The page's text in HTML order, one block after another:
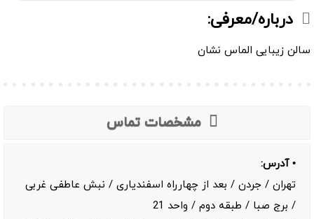
درباره/معرفی:
سالن زیبایی الماس نشان
مشخصات تماس
• آدرس:
تهران / جردن / بعد از چهارراه اسفندیاری / نبش عاطفی غربی
/ برج صبا / طبقه دوم / واحد 21